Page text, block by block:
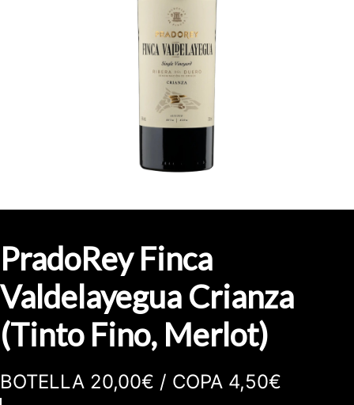
PradoRey Finca
Valdelayegua Crianza
(Tinto Fino, Merlot)
BOTELLA 20,00€ / COPA 4,50€